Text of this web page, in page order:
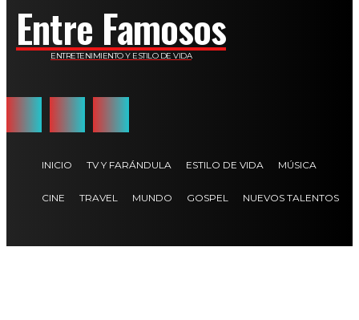
Entre Famosos
ENTRETENIMIENTO Y ESTILO DE VIDA
INICIO TV Y FARÁNDULA ESTILO DE VIDA MÚSICA
CINE TRAVEL MUNDO GOSPEL NUEVOS TALENTOS